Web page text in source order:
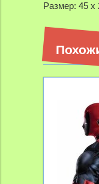
Размер: 45 х